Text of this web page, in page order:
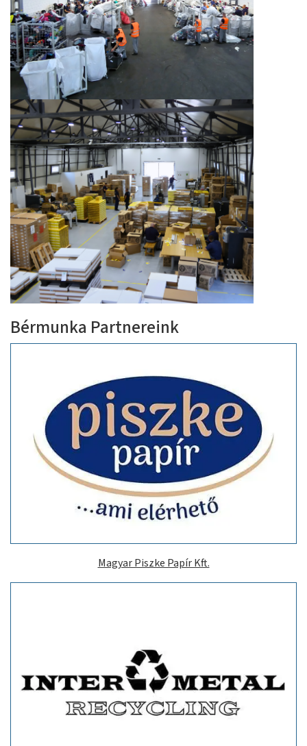
Bérmunka Partnereink
Magyar Piszke Papír Kft.